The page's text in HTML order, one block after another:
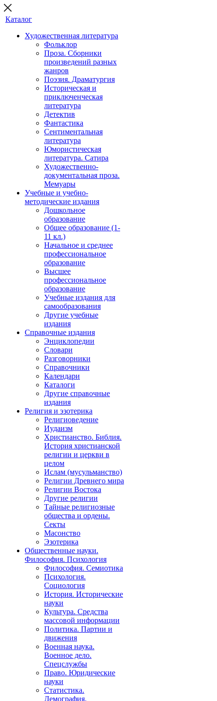
Каталог
Художественная литература
Фольклор
Проза. Сборники
произведений разных
жанров
Поэзия. Драматургия
Историческая и
приключенческая
литература
Детектив
Фантастика
Сентиментальная
литература
Юмористическая
литература. Сатира
Художественно-
документальная проза.
Мемуары
Учебные и учебно-
методические издания
Дошкольное
образование
Общее образование (1-
11 кл.)
Начальное и среднее
профессиональное
образование
Высшее
профессиональное
образование
Учебные издания для
самообразования
Другие учебные
издания
Справочные издания
Энциклопедии
Словари
Разговорники
Справочники
Календари
Каталоги
Другие справочные
издания
Религия и эзотерика
Религиоведение
Иудаизм
Христианство. Библия.
История христианской
религии и церкви в
целом
Ислам (мусульманство)
Религии Древнего мира
Религии Востока
Другие религии
Тайные религиозные
общества и ордены.
Секты
Масонство
Эзотерика
Общественные науки.
Философия. Психология
Философия. Семиотика
Психология.
Социология
История. Исторические
науки
Культура. Средства
массовой информации
Политика. Партии и
движения
Военная наука.
Военное дело.
Спецслужбы
Право. Юридические
науки
Статистика.
Демография.